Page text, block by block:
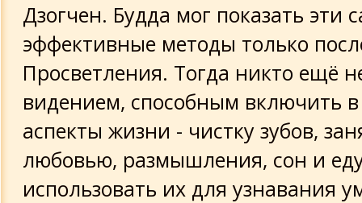
Дзогчен. Будда мог показать эти
эффективные методы только
Просветления. Тогда никто ещё
видением, способным включить в
аспекты жизни - чистку зубов,
любовью, размышления, сон и
использовать их для узнавания